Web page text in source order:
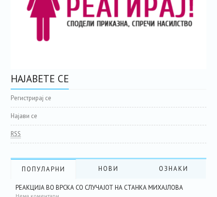
НАЈАВЕТЕ СЕ
Регистрирај се
Најави се
RSS
ПОПУЛАРНИ НОВИ ОЗНАКИ
РЕАКЦИЈА ВО ВРСКА СО СЛУЧАЈОТ НА СТАНКА МИХАЈЛОВА